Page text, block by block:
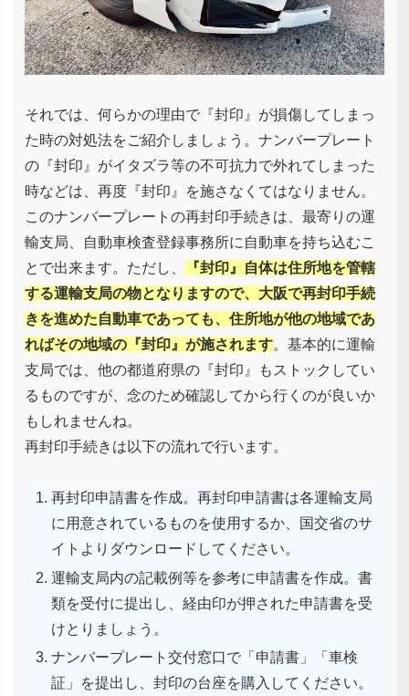
それでは、何らかの理由で『封印』が損傷してしまっ
た時の対処法をご紹介しましょう。ナンバープレート
の『封印』がイタズラ等の不可抗力で外れてしまった
時などは、再度『封印』を施さなくてはなりません。
このナンバープレートの再封印手続きは、最寄りの運
輸支局、自動車検査登録事務所に自動車を持ち込むこ
とで出来ます。ただし、
『封印』自体は住所地を管轄
する運輸支局の物となりますので、大阪で再封印手続
きを進めた自動車であっても、住所地が他の地域であ
ればその地域の『封印』が施されます。基本的に運輸
支局では、他の都道府県の『封印』もストックしてい
るものですが、念のため確認してから行くのが良いか
もしれませんね。
再封印手続きは以下の流れで行います。
再封印申請書を作成。再封印申請書は各運輸支局
に用意されているものを使用するか、国交省のサ
イトよりダウンロードしてください。
運輸支局内の記載例等を参考に申請書を作成。書
類を受付に提出し、経由印が押された申請書を受
けとりましょう。
ナンバープレート交付窓口で「申請書」「車検
証」を提出し、封印の台座を購入してください。